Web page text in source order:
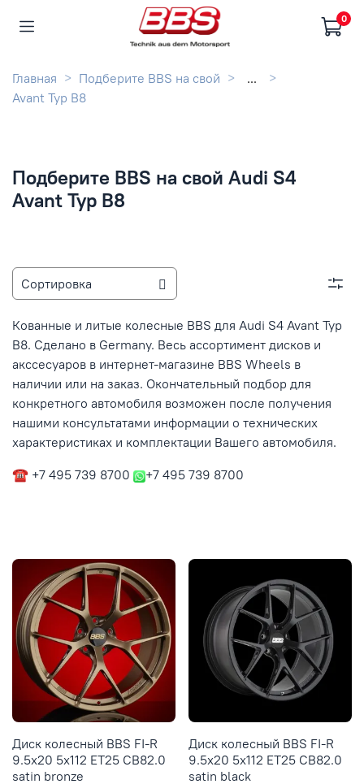
0
Главная Подберите BBS на свой
...
Avant Typ B8
Подберите BBS на свой Audi S4
Avant Typ B8
Кованные и литые колесные BBS для Audi S4 Avant Typ
B8. Сделано в Germany. Весь ассортимент дисков и
акссесуаров в интернет-магазине BBS Wheels в
наличии или на заказ. Окончательный подбор для
конкретного автомобиля возможен после получения
нашими консультатами информации о технических
характеристиках и комплектации Вашего автомобиля.
☎ +7 495 739 8700
+7 495 739 8700
Диск колесный BBS FI-R
9.5x20 5x112 ET25 CB82.0
satin bronze
Диск колесный BBS FI-R
9.5x20 5x112 ET25 CB82.0
satin black